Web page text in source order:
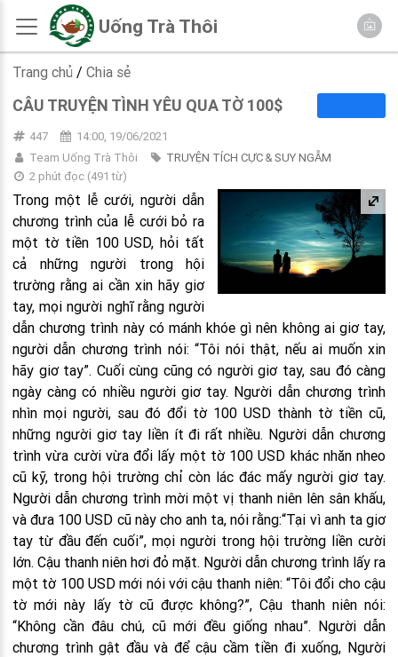
Uống Trà Thôi
Trang chủ / Chia sẻ
CÂU TRUYỆN TÌNH YÊU QUA TỜ 100$
447
14:00, 19/06/2021
Team Uống Trà Thôi
TRUYỆN TÍCH CỰC & SUY NGẪM
2 phút đọc(491 từ)
Trong một lễ cưới, người dẫn
chương trình của lễ cưới bỏ ra
một tờ tiền 100 USD, hỏi tất
cả những người trong hội
trường rằng ai cần xin hãy giơ
tay, mọi người nghĩ rằng người
dẫn chương trình này có mánh khóe gì nên không ai giơ tay,
người dẫn chương trình nói: “Tôi nói thật, nếu ai muốn xin
hãy giơ tay”. Cuối cùng cũng có người giơ tay, sau đó càng
ngày càng có nhiều người giơ tay. Người dẫn chương trình
nhìn mọi người, sau đó đổi tờ 100 USD thành tờ tiền cũ,
những người giơ tay liền ít đi rất nhiều. Người dẫn chương
trình vừa cười vừa đổi lấy một tờ 100 USD khác nhăn nheo
cũ kỹ, trong hội trường chỉ còn lác đác mấy người giơ tay.
Người dẫn chương trình mời một vị thanh niên lên sân khấu,
và đưa 100 USD cũ này cho anh ta, nói rằng:“Tại vì anh ta giơ
tay từ đầu đến cuối”, mọi người trong hội trường liền cười
lớn. Cậu thanh niên hơi đỏ mặt. Người dẫn chương trình lấy ra
một tờ 100 USD mới nói với cậu thanh niên: “Tôi đổi cho cậu
tờ mới này lấy tờ cũ được không?”, Cậu thanh niên nói:
“Không cần đâu chú, cũ mới đều giống nhau”. Người dẫn
chương trình gật đầu và để cậu cầm tiền đi xuống, Người